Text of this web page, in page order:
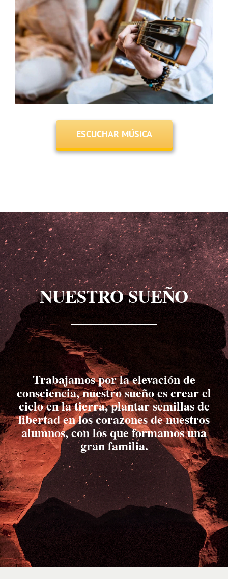
ESCUCHAR MÚSICA
NUESTRO SUEÑO
Trabajamos por la elevación de
consciencia, nuestro sueño es crear el
cielo en la tierra, plantar semillas de
libertad en los corazones de nuestros
alumnos, con los que formamos una
gran familia.